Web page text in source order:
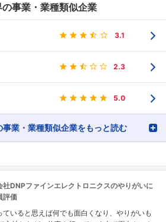
事業・業種類似企業
3.1
2.3
5.0
事業・業種類似企業をもっと読む
DNPファインエレクトロニクスのやりがいに
評価
いると思えば何でも面白くなり、やりがいも